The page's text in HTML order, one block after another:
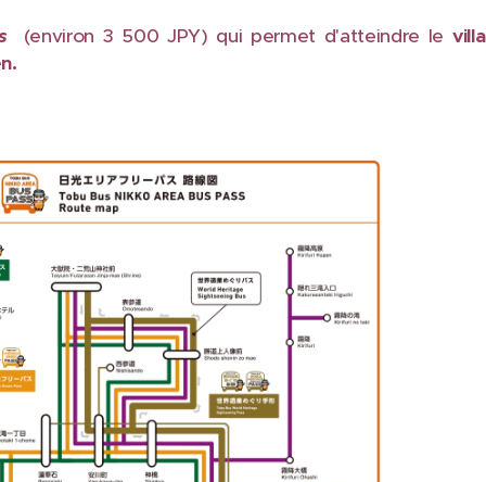
(environ 3 500 JPY) qui permet d'atteindre le